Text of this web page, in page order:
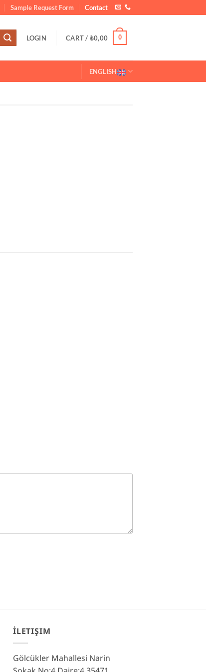
Sample Request Form Contact
LOGIN CART / ₺0,00 0
ENGLISH
İLETIŞIM
Gölcükler Mahallesi Narin